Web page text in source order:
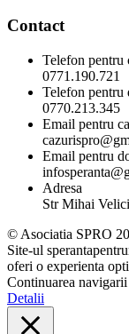
Contact
Telefon pentru
0771.190.721
Telefon pentru
0770.213.345
Email pentru
Email pentru
Adresa
Str Mihai
© Asociatia SPRO
Site-ul
oferi o experienta
Continuarea
Detalii